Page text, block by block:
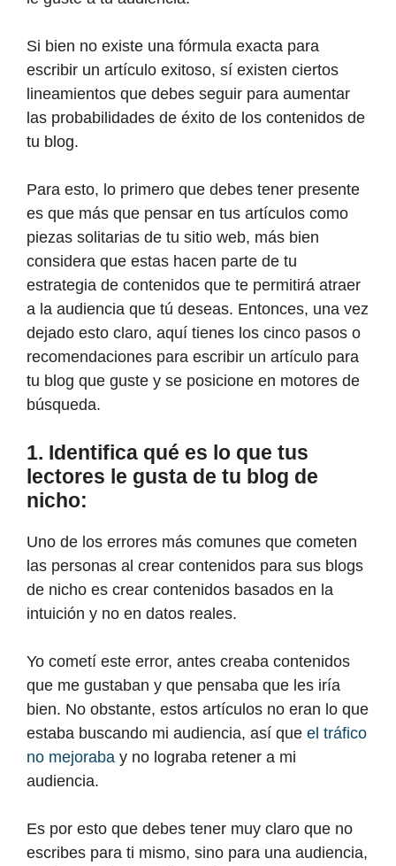
Si bien no existe una fórmula exacta para
escribir un artículo exitoso, sí existen ciertos
lineamientos que debes seguir para aumentar
las probabilidades de éxito de los contenidos de
tu blog.
Para esto, lo primero que debes tener presente
es que más que pensar en tus artículos como
piezas solitarias de tu sitio web, más bien
considera que estas hacen parte de tu
estrategia de contenidos que te permitirá atraer
a la audiencia que tú deseas. Entonces, una vez
dejado esto claro, aquí tienes los cinco pasos o
recomendaciones para escribir un artículo para
tu blog que guste y se posicione en motores de
búsqueda.
1. Identifica qué es lo que tus
lectores le gusta de tu blog de
nicho:
Uno de los errores más comunes que cometen
las personas al crear contenidos para sus blogs
de nicho es crear contenidos basados en la
intuición y no en datos reales.
Yo cometí este error, antes creaba contenidos
que me gustaban y que pensaba que les iría
bien. No obstante, estos artículos no eran lo que
estaba buscando mi audiencia, así que el tráfico
no mejoraba y no lograba retener a mi
audiencia.
Es por esto que debes tener muy claro que no
escribes para ti mismo, sino para una audiencia,